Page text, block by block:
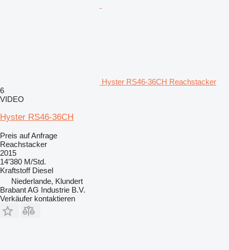
Hyster RS46-36CH Reachstacker
6
VIDEO
Hyster RS46-36CH
Preis auf Anfrage
Reachstacker
2015
14’380 M/Std.
Kraftstoff Diesel
Niederlande, Klundert
Brabant AG Industrie B.V.
Verkäufer kontaktieren